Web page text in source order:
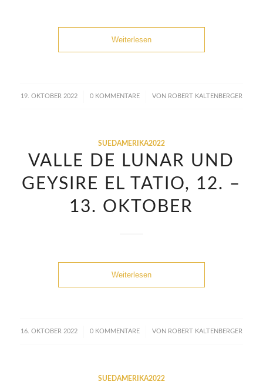
Weiterlesen
19. OKTOBER 2022
/ 0 KOMMENTARE
/ VON ROBERT KALTENBERGER
SUEDAMERIKA2022
VALLE DE LUNAR UND
GEYSIRE EL TATIO, 12. –
13. OKTOBER
Weiterlesen
16. OKTOBER 2022
/ 0 KOMMENTARE
/ VON ROBERT KALTENBERGER
SUEDAMERIKA2022